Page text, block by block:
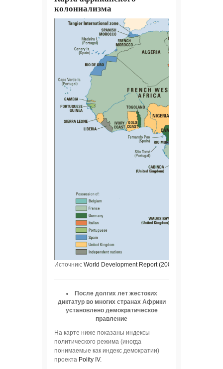
колониализма
Источник: World Development Report (2009).
После долгих лет жестоких
диктатур во многих странах Африки
установлено демократическое
правление
На карте ниже показаны индексы
политического режима (иногда
понимаемые как индекс демократии)
проекта Polity IV.